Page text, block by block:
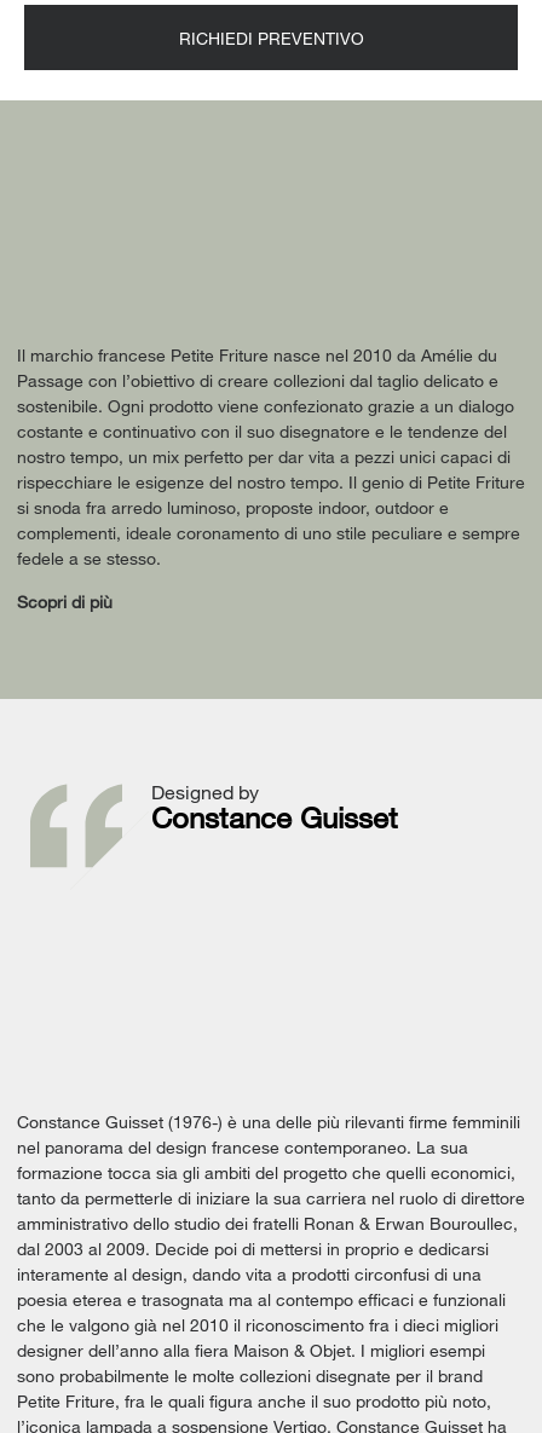
RICHIEDI PREVENTIVO
Il marchio francese Petite Friture nasce nel 2010 da Amélie du
Passage con l’obiettivo di creare collezioni dal taglio delicato e
sostenibile. Ogni prodotto viene confezionato grazie a un dialogo
costante e continuativo con il suo disegnatore e le tendenze del
nostro tempo, un mix perfetto per dar vita a pezzi unici capaci di
rispecchiare le esigenze del nostro tempo. Il genio di Petite Friture
si snoda fra arredo luminoso, proposte indoor, outdoor e
complementi, ideale coronamento di uno stile peculiare e sempre
fedele a se stesso.
Scopri di più
Designed by
Constance Guisset
Constance Guisset (1976-) è una delle più rilevanti firme femminili
nel panorama del design francese contemporaneo. La sua
formazione tocca sia gli ambiti del progetto che quelli economici,
tanto da permetterle di iniziare la sua carriera nel ruolo di direttore
amministrativo dello studio dei fratelli Ronan & Erwan Bouroullec,
dal 2003 al 2009. Decide poi di mettersi in proprio e dedicarsi
interamente al design, dando vita a prodotti circonfusi di una
poesia eterea e trasognata ma al contempo efficaci e funzionali
che le valgono già nel 2010 il riconoscimento fra i dieci migliori
designer dell’anno alla fiera Maison & Objet. I migliori esempi
sono probabilmente le molte collezioni disegnate per il brand
Petite Friture, fra le quali figura anche il suo prodotto più noto,
l’iconica lampada a sospensione Vertigo. Constance Guisset ha